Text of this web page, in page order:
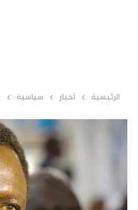
الرئيسية أخبار سياسية